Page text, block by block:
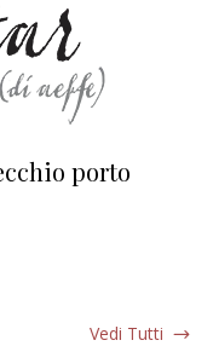
porto
Vedi Tutti